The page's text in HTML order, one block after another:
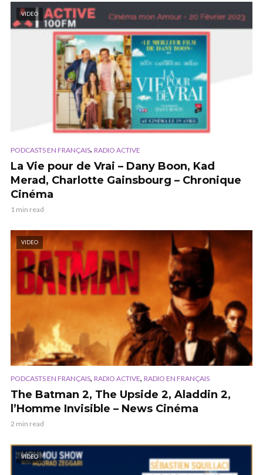
VIDEO
PODCASTS EN FRANÇAIS, RADIO ACTIVE
La Vie pour de Vrai – Dany Boon, Kad
Merad, Charlotte Gainsbourg – Chronique
Cinéma
1 min read
VIDEO
PODCASTS EN FRANÇAIS, RADIO ACTIVE, RADIO EN FRANÇAIS
The Batman 2, The Upside 2, Aladdin 2,
l’Homme Invisible – News Cinéma
2 min read
VIDEO